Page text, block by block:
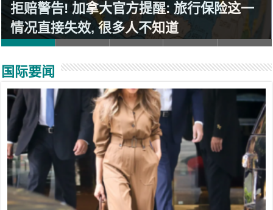
拒赔警告! 加拿大官方提醒: 旅行保险这一
情况直接失效, 很多人不知道
国际要闻